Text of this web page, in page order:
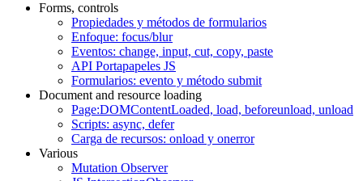
Forms, controls
Propiedades y métodos de formularios
Enfoque: focus/blur
Eventos: change, input, cut, copy, paste
API Portapapeles JS
Formularios: evento y método submit
Document and resource loading
Page:DOMContentLoaded, load, beforeunload, unload
Scripts: async, defer
Carga de recursos: onload y onerror
Various
Mutation Observer